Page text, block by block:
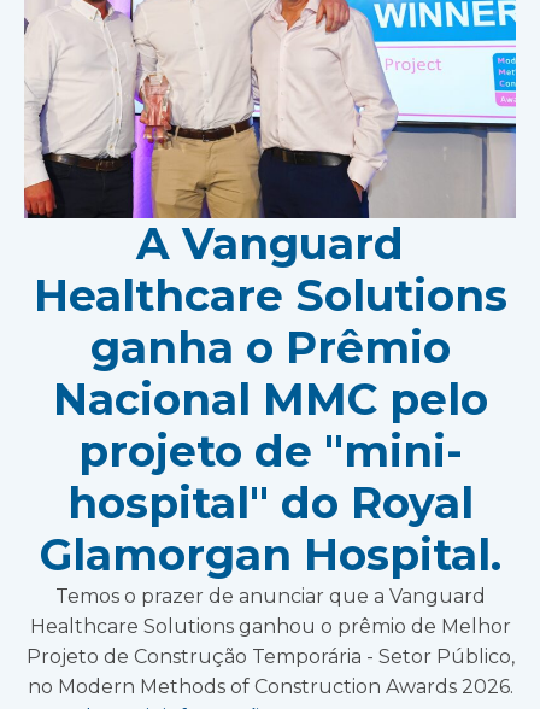
A Vanguard
Healthcare Solutions
ganha o Prêmio
Nacional MMC pelo
projeto de "mini-
hospital" do Royal
Glamorgan Hospital.
Temos o prazer de anunciar que a Vanguard
Healthcare Solutions ganhou o prêmio de Melhor
Projeto de Construção Temporária - Setor Público,
no Modern Methods of Construction Awards 2026.